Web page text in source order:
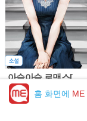
아슬아슬 로맨스[개정판]
총61화
홈 화면에 ME